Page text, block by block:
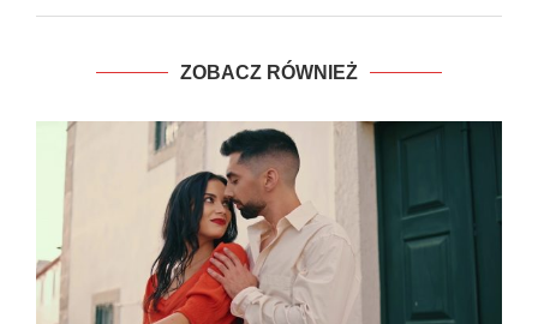
ZOBACZ RÓWNIEŻ